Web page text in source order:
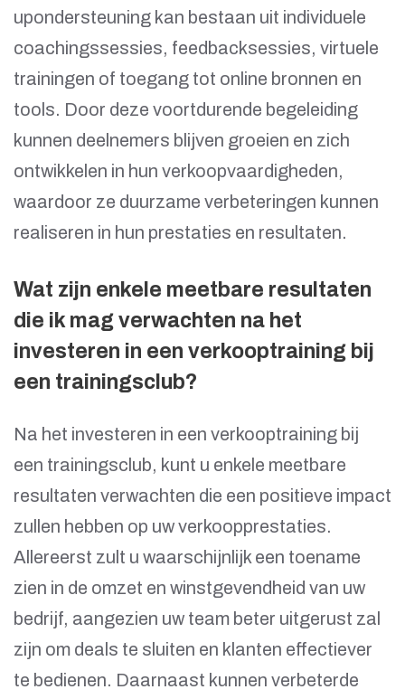
upondersteuning kan bestaan uit individuele
coachingssessies, feedbacksessies, virtuele
trainingen of toegang tot online bronnen en
tools. Door deze voortdurende begeleiding
kunnen deelnemers blijven groeien en zich
ontwikkelen in hun verkoopvaardigheden,
waardoor ze duurzame verbeteringen kunnen
realiseren in hun prestaties en resultaten.
Wat zijn enkele meetbare resultaten
die ik mag verwachten na het
investeren in een verkooptraining bij
een trainingsclub?
Na het investeren in een verkooptraining bij
een trainingsclub, kunt u enkele meetbare
resultaten verwachten die een positieve impact
zullen hebben op uw verkoopprestaties.
Allereerst zult u waarschijnlijk een toename
zien in de omzet en winstgevendheid van uw
bedrijf, aangezien uw team beter uitgerust zal
zijn om deals te sluiten en klanten effectiever
te bedienen. Daarnaast kunnen verbeterde